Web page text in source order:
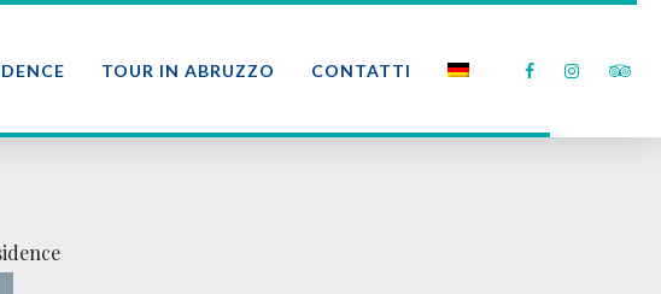
TOUR IN ABRUZZO CONTATTI